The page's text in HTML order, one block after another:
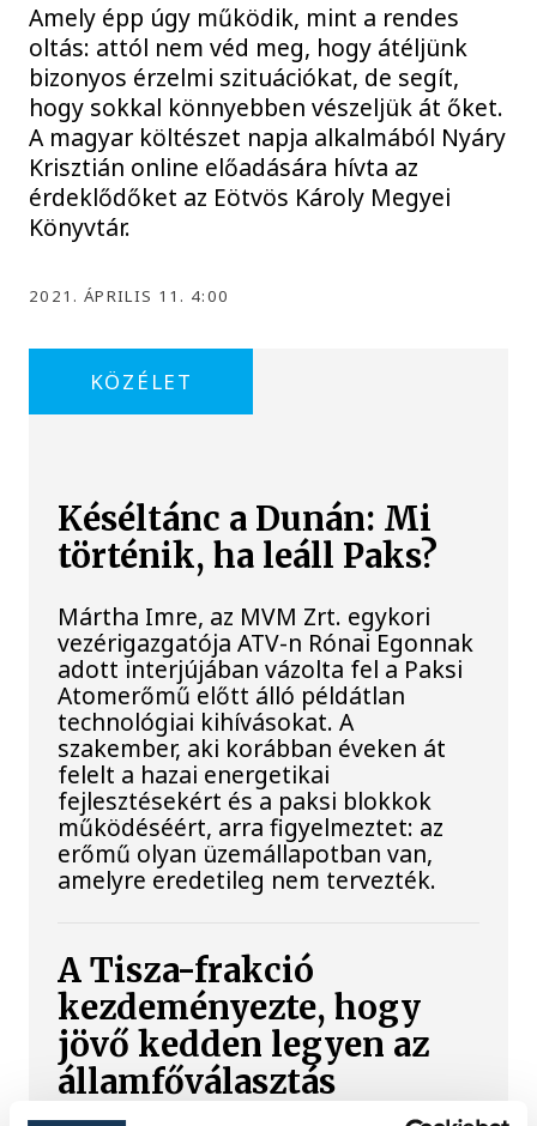
Amely épp úgy működik, mint a rendes
oltás: attól nem véd meg, hogy átéljünk
bizonyos érzelmi szituációkat, de segít,
hogy sokkal könnyebben vészeljük át őket.
A magyar költészet napja alkalmából Nyáry
Krisztián online előadására hívta az
érdeklődőket az Eötvös Károly Megyei
Könyvtár.
2021. ÁPRILIS 11. 4:00
KÖZÉLET
Késéltánc a Dunán: Mi
történik, ha leáll Paks?
Mártha Imre, az MVM Zrt. egykori
vezérigazgatója ATV-n Rónai Egonnak
adott interjújában vázolta fel a Paksi
Atomerőmű előtt álló példátlan
technológiai kihívásokat. A
szakember, aki korábban éveken át
felelt a hazai energetikai
fejlesztésekért és a paksi blokkok
működéséért, arra figyelmeztet: az
erőmű olyan üzemállapotban van,
amelyre eredetileg nem tervezték.
A Tisza-frakció
kezdeményezte, hogy
jövő kedden legyen az
államfőválasztás